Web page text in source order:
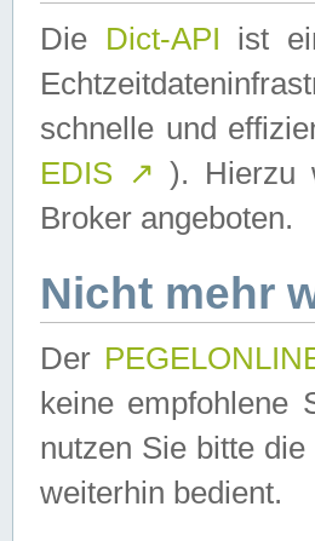
Die Dict-API ist
schnelle und
EDIS ↗ ). Hierzu
Broker angeboten.
Nicht mehr
Der
keine empfohlene
nutzen Sie bitte die
weiterhin bedient.